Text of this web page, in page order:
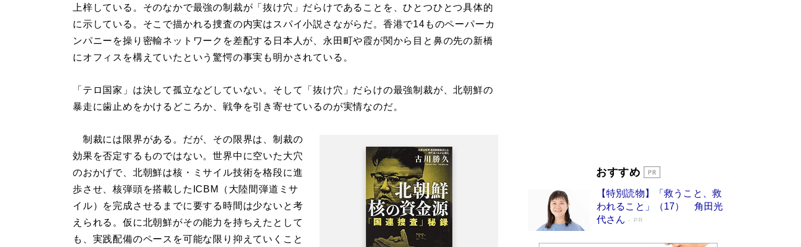
上梓している。そのなかで最強の制裁が「抜け穴」だらけであることを、ひとつひとつ具体的
に示している。そこで描かれる捜査の内実はスパイ小説さながらだ。香港で14ものペーパーカ
ンパニーを操り密輸ネットワークを差配する日本人が、永田町や霞が関から目と鼻の先の新橋
にオフィスを構えていたという驚愕の事実も明かされている。
「テロ国家」は決して孤立などしていない。そして「抜け穴」だらけの最強制裁が、北朝鮮の
暴走に歯止めをかけるどころか、戦争を引き寄せているのが実情なのだ。
制裁には限界がある。だが、その限界は、制裁の
効果を否定するものではない。世界中に空いた大穴
のおかげで、北朝鮮は核・ミサイル技術を格段に進
歩させ、核弾頭を搭載したICBM（大陸間弾道ミサ
イル）を完成させるまでに要する時間は少ないと考
えられる。仮に北朝鮮がその能力を持ちえたとして
も、実践配備のペースを可能な限り抑えていくこと
転 上司の“意外な一言”から生まれた「雑談のテ
皇室はなぜ世界から尊敬されているのか？ 「天
皇陛下はお元気でおられるか」がサウジ国王の第
一声になる理由
Book Bang
おすすめ
【特別読物】「救うこと、救
われること」（17） 角田光
代さん
PR